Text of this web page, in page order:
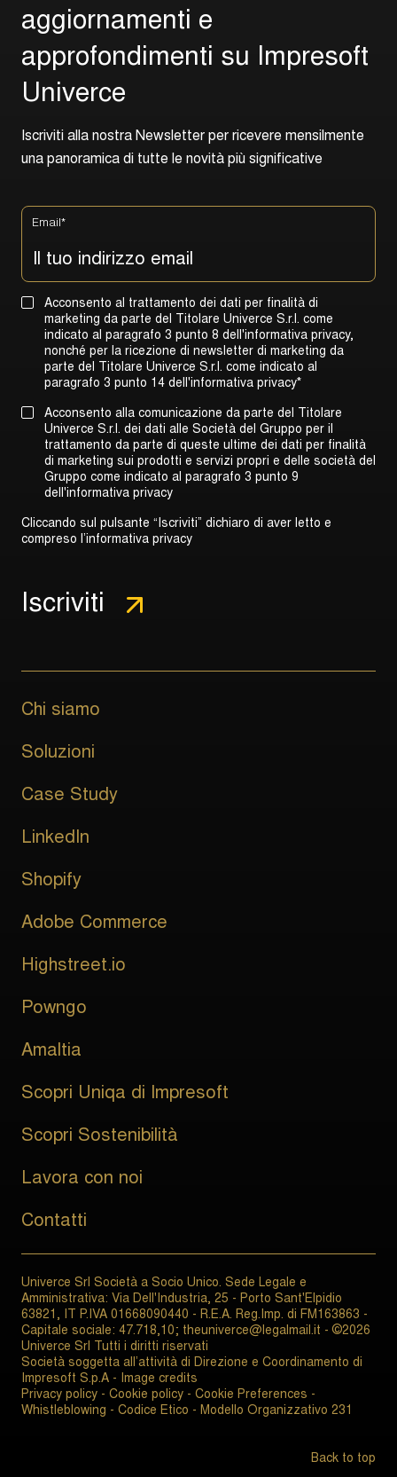
aggiornamenti e
approfondimenti su Impresoft
Univerce
scriviti a a nostra News etter per ricevere mensimente
una panoramica di tutte e novità più significative
Email*
Acconsento al trattamento dei dati per finalità di
marketing da parte del Titolare Univerce S.r.l. come
indicato al paragrafo 3 punto 8 dell'informativa privacy,
nonché per la ricezione di newsletter di marketing da
parte del Titolare Univerce S.r.l. come indicato al
paragrafo 3 punto 14 dell'informativa privacy*
Acconsento alla comunicazione da parte del Titolare
Univerce S.r.l. dei dati alle Società del Gruppo per il
trattamento da parte di queste ultime dei dati per finalità
di marketing sui prodotti e servizi propri e delle società del
Gruppo come indicato al paragrafo 3 punto 9
dell'informativa privacy
Cliccando sul pulsante “Iscriviti” dichiaro di aver letto e
compreso l’informativa privacy
Chi siamo
Soluzioni
Case Study
LinkedIn
Shopify
Adobe Commerce
Highstreet.io
Powngo
Amaltia
Scopri Uniqa di Impresoft
Scopri Sostenibilità
Lavora con noi
Contatti
Univerce Srl Società a Socio Unico. Sede Legale e
Amministrativa: Via Dell'Industria, 25 - Porto Sant'Elpidio
63821, IT P.IVA 01668090440 - R.E.A. Reg.Imp. di FM163863 -
Capitale sociale: 47.718,10; theuniverce@legalmail.it - ©2026
Univerce Srl Tutti i diritti riservati
Società soggetta all’attività di Direzione e Coordinamento di
Impresoft S.p.A - Image credits
Privacy policy - Cookie policy - Cookie Preferences -
Whistleblowing - Codice Etico - Modello Organizzativo 231
Back to top